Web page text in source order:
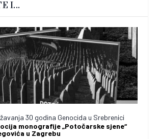
I...
30 godina Genocida u Srebrenici
monografije „Potočarske sjene“
u Zagrebu